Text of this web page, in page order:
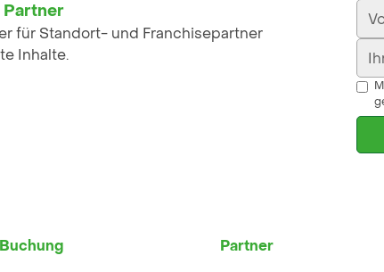
Partner
für Standort- und Franchisepartner
Inhalte.
Buchung Partner